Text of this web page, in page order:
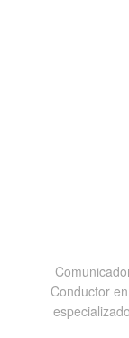
Conductor